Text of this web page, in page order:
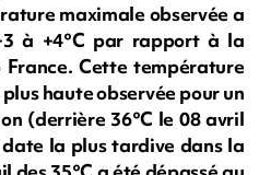
maximale observée a
à +4°C par rapport à la
Cette température
haute observée pour un
(derrière 36°C le 08 avril
la plus tardive dans la